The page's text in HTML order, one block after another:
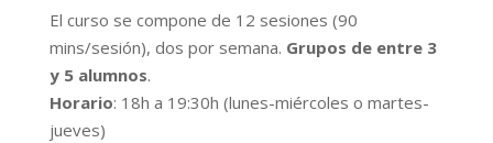
El curso se compone de 12 sesiones (90
mins/sesión), dos por semana. Grupos de entre 3
y 5 alumnos.
Horario: 18h a 19:30h (lunes-miércoles o martes-
jueves)